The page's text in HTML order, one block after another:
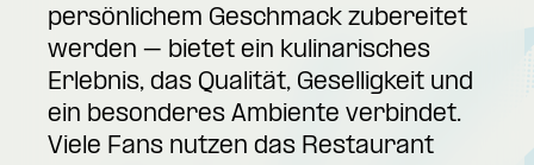
persönlichem Geschmack zubereitet
werden – bietet ein kulinarisches
Erlebnis, das Qualität, Geselligkeit und
ein besonderes Ambiente verbindet.
Viele Fans nutzen das Restaurant